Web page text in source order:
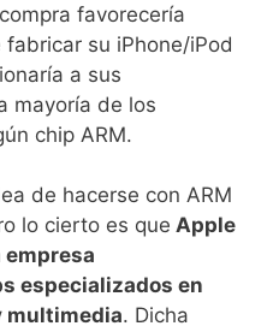
favorecería
su iPhone/iPod
a sus
mayoría de los
chip ARM.
de hacerse con ARM
lo cierto es que Apple
especializados en
multimedia. Dicha